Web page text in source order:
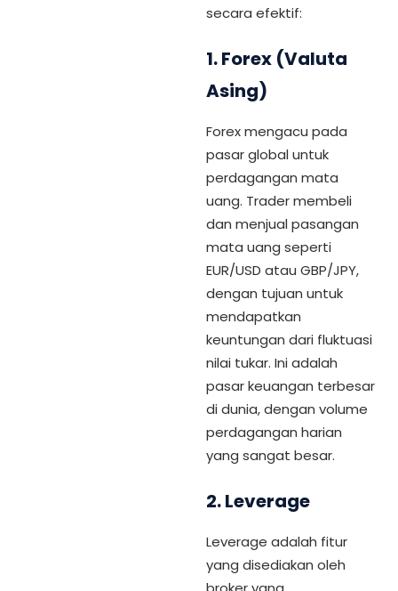
secara efektif:
1.Forex (Valuta
Asing)
Forex mengacu pada
pasar global untuk
perdagangan mata
uang. Trader membeli
dan menjual pasangan
mata uang seperti
EUR/USD atau GBP/JPY,
dengan tujuan untuk
mendapatkan
keuntungan dari fluktuasi
nilai tukar. Ini adalah
pasar keuangan terbesar
di dunia, dengan volume
perdagangan harian
yang sangat besar.
2.Leverage
Leverage adalah fitur
yang disediakan oleh